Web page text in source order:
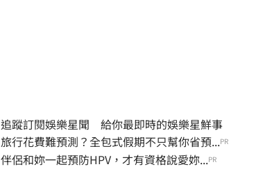
追蹤訂閱娛樂星聞 給你最即時的娛樂星鮮事
旅行花費難預測？全包式假期不只幫你省預...PR
伴侶和妳一起預防HPV，才有資格說愛妳...PR